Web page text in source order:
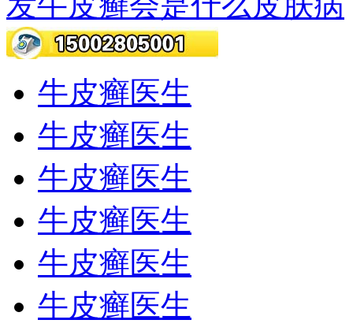
牛皮癣医生
牛皮癣医生
牛皮癣医生
牛皮癣医生
牛皮癣医生
牛皮癣医生